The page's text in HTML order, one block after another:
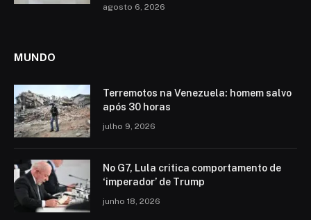
agosto 6, 2026
MUNDO
Terremotos na Venezuela: homem salvo
após 30 horas
julho 9, 2026
No G7, Lula critica comportamento de
‘imperador’ de Trump
junho 18, 2026